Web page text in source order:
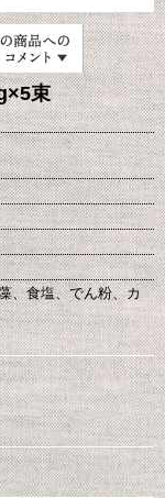
束
、食塩、でん粉、カ